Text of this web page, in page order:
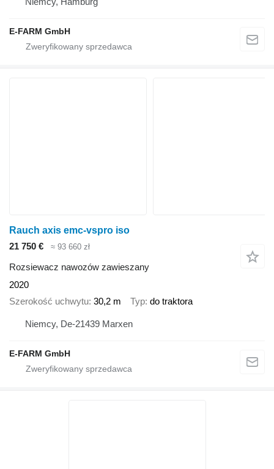
E-FARM GmbH
Rauch axis emc-vspro iso
21 750 €
≈ 93 660 zł
Rozsiewacz nawozów zawieszany
2020
Szerokość uchwytu 30,2 m Typ do traktora
Niemcy, De-21439 Marxen
E-FARM GmbH